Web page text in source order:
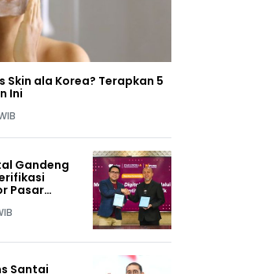
Skin ala Korea? Terapkan 5
Ini
Gandeng
Pasar
Santai